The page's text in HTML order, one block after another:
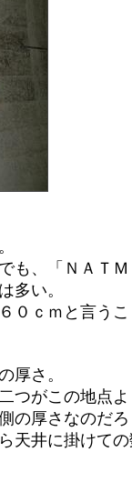
も、「ＮＡＴ
多い。
０ｃｍと言う
厚さ。
つがこの地点
の厚さなのだ
天井に掛けて